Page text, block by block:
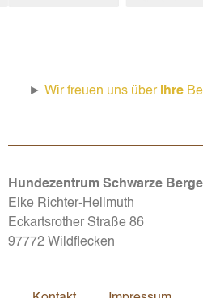
► Wir freuen uns über Ihre
Hundezentrum Schwarze Berge
Elke Richter-Hellmuth
Eckartsrother Straße 86
97772 Wildflecken